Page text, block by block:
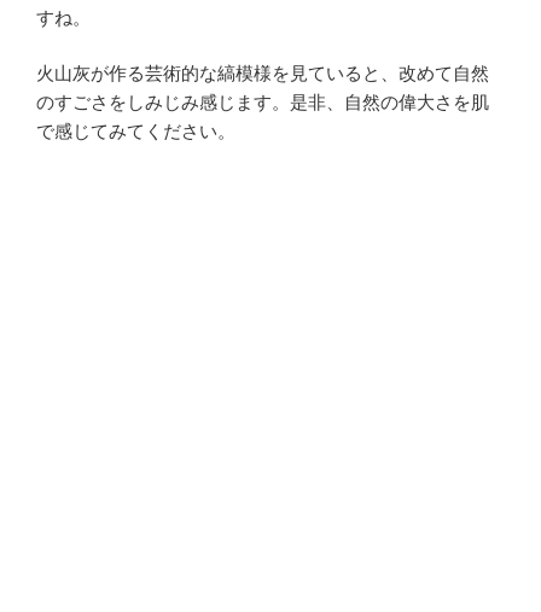
すね。
火山灰が作る芸術的な縞模様を見ていると、改めて自然
のすごさをしみじみ感じます。是非、自然の偉大さを肌
で感じてみてください。